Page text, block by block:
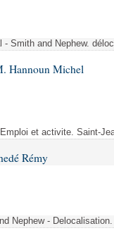
- Smith and Nephew.
Hannoun Michel
et activite. Saint-
Rémy
Nephew -